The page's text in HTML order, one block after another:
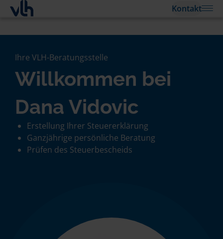
Kontakt
Ihre VLH-Beratungsstelle
Willkommen bei
Dana Vidovic
Erstellung Ihrer Steuererklärung
Ganzjährige persönliche Beratung
Prüfen des Steuerbescheids